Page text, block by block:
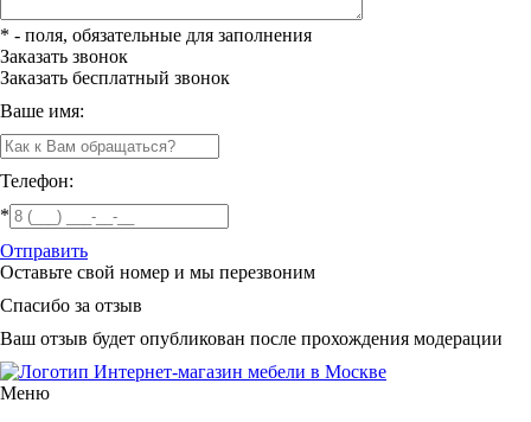
* - поля, обязательные для заполнения
Заказать звонок
Заказать бесплатный звонок
Ваше имя:
Телефон:
*
Отправить
Оставьте свой номер и мы перезвоним
Спасибо за отзыв
Ваш отзыв будет опубликован после прохождения модерации
Интернет-магазин мебели в Москве
Меню